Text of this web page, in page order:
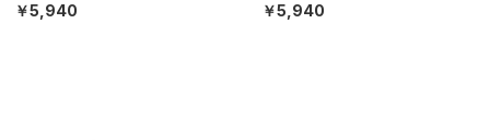
￥5,940 ￥5,940